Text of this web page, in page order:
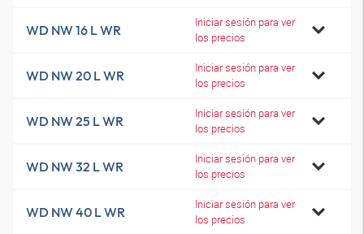
WD NW 16 L WR
Iniciar sesión para ver
los precios
WD NW 20 L WR
Iniciar sesión para ver
los precios
WD NW 25 L WR
Iniciar sesión para ver
los precios
WD NW 32 L WR
Iniciar sesión para ver
los precios
WD NW 40 L WR
Iniciar sesión para ver
los precios